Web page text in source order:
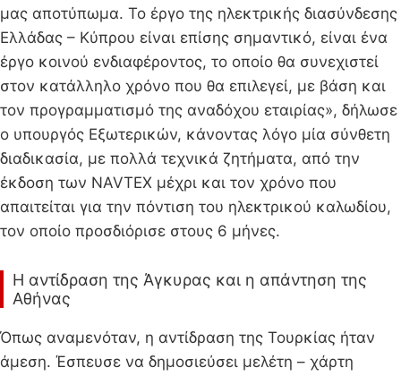
μας αποτύπωμα. Το έργο της ηλεκτρικής διασύνδεσης
Ελλάδας – Κύπρου είναι επίσης σημαντικό, είναι ένα
έργο κοινού ενδιαφέροντος, το οποίο θα συνεχιστεί
στον κατάλληλο χρόνο που θα επιλεγεί, με βάση και
τον προγραμματισμό της αναδόχου εταιρίας», δήλωσε
ο υπουργός Εξωτερικών, κάνοντας λόγο μία σύνθετη
διαδικασία, με πολλά τεχνικά ζητήματα, από την
έκδοση των NAVTEX μέχρι και τον χρόνο που
απαιτείται για την πόντιση του ηλεκτρικού καλωδίου,
τον οποίο προσδιόρισε στους 6 μήνες.
Η αντίδραση της Άγκυρας και η απάντηση της
Αθήνας
Όπως αναμενόταν, η αντίδραση της Τουρκίας ήταν
άμεση. Έσπευσε να δημοσιεύσει μελέτη – χάρτη